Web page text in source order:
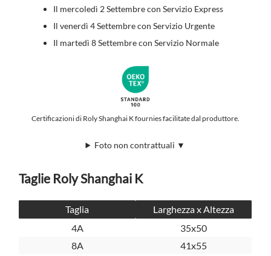
Il mercoledì 2 Settembre con Servizio Express
Il venerdì 4 Settembre con Servizio Urgente
Il martedì 8 Settembre con Servizio Normale
Certificazioni di Roly Shanghai K fournies facilitate dal produttore.
Foto non contrattuali ▼
Taglie Roly Shanghai K
Taglia
Larghezza x Altezza
4A
35x50
8A
41x55